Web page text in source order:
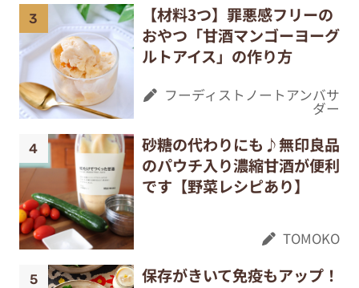
【材料3つ】罪悪感フリーの
おやつ「甘酒マンゴーヨーグ
ルトアイス」の作り方
フーディストノートアンバサ
ダー
砂糖の代わりにも♪無印良品
のパウチ入り濃縮甘酒が便利
です【野菜レシピあり】
TOMOKO
保存がきいて免疫もアップ！